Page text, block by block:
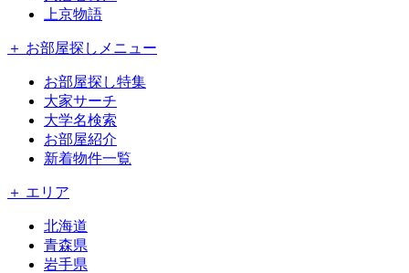
上京物語
＋ お部屋探しメニュー
お部屋探し特集
大家サーチ
大学名検索
お部屋紹介
新着物件一覧
＋ エリア
北海道
青森県
岩手県